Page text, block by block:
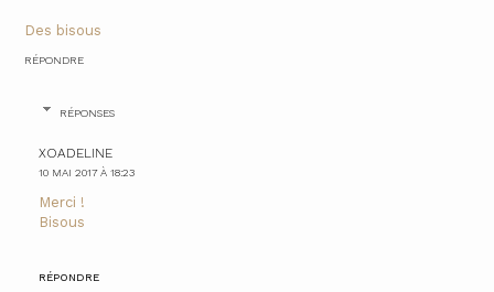
Des bisous
RÉPONDRE
RÉPONSES
XOADELINE
10 MAI 2017 À 18:23
Merci !
Bisous
RÉPONDRE